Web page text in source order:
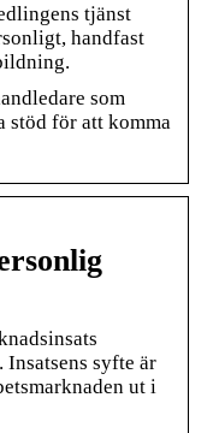
tjänst
handfast
som
stöd för att komma
syfte är
ut i